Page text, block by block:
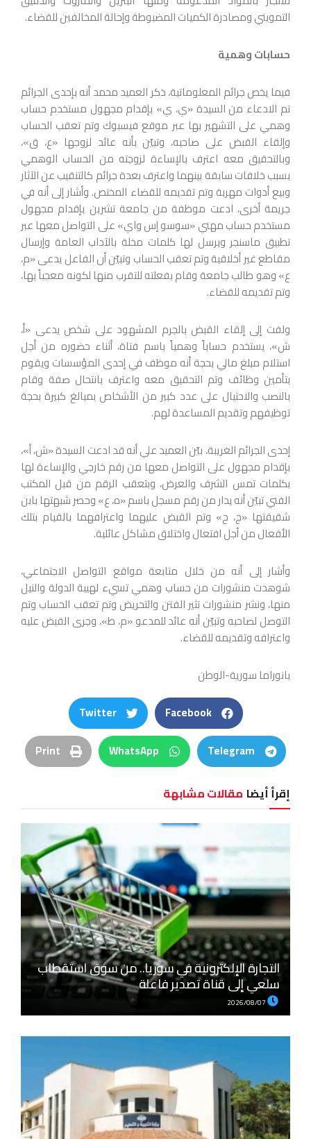
التمويني ومصادرة الكميات المضبوطة وإحالة المخالفين للقضاء.
حسابات وهمية
فيما يخص جرائم المعلوماتية، ذكر العميد محمد أنه بإحدى الجرائم
تم الادعاء من السيدة «ي، ي» بإقدام مجهول مستخدم حساب
وهمي على التشهير بها عبر موقع فيسبوك وتم تعقب الحساب
وإلقاء القبض على صاحبه، وتبيّن بأنه عائد لزوجها «ع، ق»،
وبالتحقيق معه اعترف بالإساءة لزوجته من الحساب الوهمي
بسبب خلافات سابقة بينهما واعترف بعدة جرائم كالتنقيب عن الآثار
وبيع أدوات مهربة وتم تقديمه للقضاء المختص. وأشار إلى أنه في
جريمة أخرى، ادعت موظفة من جامعة تشرين بإقدام مجهول
مستخدم حساب مهني «سوسو إس واي» على التواصل معها عبر
تطبيق ماسنجر ويرسل لها كلمات مخلة بالآداب العامة وإرسال
مقاطع غير أخلاقية وتم تعقب الحساب وتبيّن أن الفاعل يدعى «م،
ع» وهو طالب جامعة وقام بفعلته للتقرب منها لكونه معجباً بها،
وتم تقديمه للقضاء.
ولفت إلى إلقاء القبض بالجرم المشهود على شخص يدعى «أ،
ش»، يستخدم حساباً وهمياً باسم فتاة، أثناء حضوره من أجل
استلام مبلغ مالي بحجة أنه موظف في إحدى المؤسسات ويقوم
بتأمين وظائف وتم التحقيق معه واعترف بانتحال صفة وقام
بالنصب والاحتيال على عدد كبير من الأشخاص بمبالغ كبيرة بحجة
توظيفهم وتقديم المساعدة لهم.
إحدى الجرائم الغريبة، بيّن العميد علي أنه قد ادعت السيدة «ش، أ»،
بإقدام مجهول على التواصل معها من رقم خارجي والإساءة لها
بكلمات تمس الشرف والعرض، وبتعقب الرقم من قبل المكتب
الفني تبيّن أنه يدار من رقم مسجل باسم «ه، ع» وحصر شبهتها بابن
شقيقتها «ج، ح» وتم القبض عليهما واعترافهما بالقيام بتلك
الأفعال من أجل افتعال واختلاق مشاكل عائلية.
وأشار إلى أنه من خلال متابعة مواقع التواصل الاجتماعي،
شوهدت منشورات من حساب وهمي تسيء لهيبة الدولة والنيل
منها، ونشر منشورات تثير الفتن والتحريض وتم تعقب الحساب وتم
التوصل لصاحبه وتبيّن أنه عائد للمدعو «م، ط»، وجرى القبض عليه
واعترافه وتقديمه للقضاء.
بانوراما سورية-الوطن
Facebook
Twitter
Telegram
WhatsApp
Print
إقرأ أيضا مقالات مشابهة
التجارة الإلكترونية في سوريا.. من سوق استقطاب
سلعي إلى قناة تصدير فاعلة